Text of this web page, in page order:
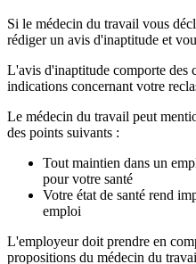
Si le médecin du travail vous
rédiger un avis d'inaptitude et
L'avis d'inaptitude comporte des
indications concernant votre
Le médecin du travail peut
des points suivants :
Tout maintien dans un
pour votre santé
Votre état de santé rend
emploi
L'employeur doit prendre en
propositions du médecin du